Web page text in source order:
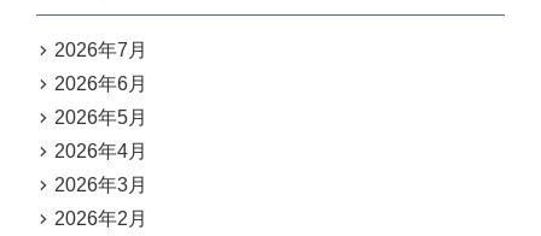
2026年7月
2026年6月
2026年5月
2026年4月
2026年3月
2026年2月